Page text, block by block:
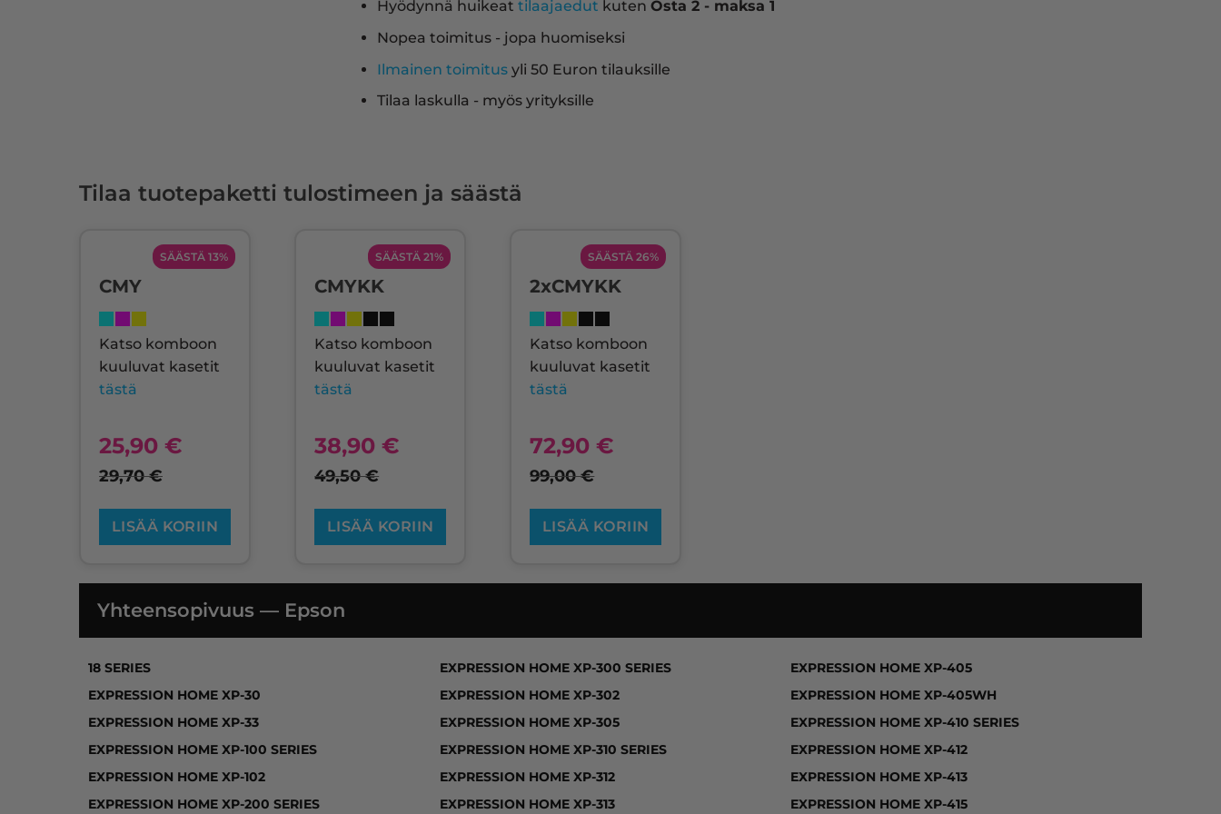
Hyödynnä huikeattilaajaedut kutenOsta 2 - maksa 1
Nopea toimitus - jopa huomiseksi
Ilmainen toimitus yli 50 Euron tilauksille
Tilaa laskulla - myös yrityksille
Tilaa tuotepaketti tulostimeen ja säästä
SÄÄSTÄ 13%
CMY
Katso komboon
kuuluvat kasetit
tästä
25,90 €
29,70€
LISÄÄ KORIIN
SÄÄSTÄ 21%
CMYKK
Katso komboon
kuuluvat kasetit
tästä
38,90€
49,50€
LISÄÄ KORIIN
SÄÄSTÄ 26%
2xCMYKK
Katso komboon
kuuluvat kasetit
tästä
72,90€
99,00€
LISÄÄ KORIIN
Yhteensopivuus — Epson
18 SERIES
EXPRESSION HOME XP-30
EXPRESSION HOME XP-33
EXPRESSION HOME XP-100 SERIES
EXPRESSION HOME XP-102
EXPRESSION HOME XP-200 SERIES
EXPRESSION HOME XP-300 SERIES
EXPRESSION HOME XP-302
EXPRESSION HOME XP-305
EXPRESSION HOME XP-310 SERIES
EXPRESSION HOME XP-312
EXPRESSION HOME XP-313
EXPRESSION HOME XP-405
EXPRESSION HOME XP-405WH
EXPRESSION HOME XP-410 SERIES
EXPRESSION HOME XP-412
EXPRESSION HOME XP-413
EXPRESSION HOME XP-415